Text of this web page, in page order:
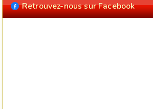
Retrouvez-nous sur Facebook